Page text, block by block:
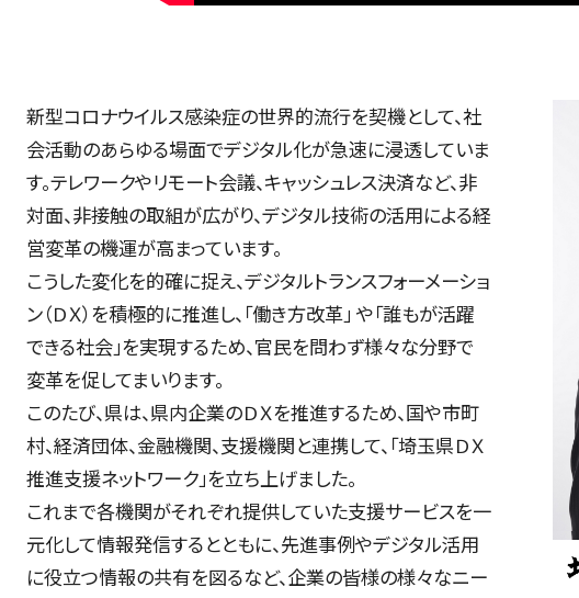
新型コロナウイルス感染症の世界的流行を契機として、社
会活動のあらゆる場面でデジタル化が急速に浸透していま
す。テレワークやリモート会議、キャッシュレス決済など、非
対面、非接触の取組が広がり、デジタル技術の活用による経
営変革の機運が高まっています。
こうした変化を的確に捉え、デジタルトランスフォーメーショ
ン（ＤＸ）を積極的に推進し、「働き方改革」 や「誰もが活躍
できる社会」を実現するため、官民を問わず様々な分野で
変革を促してまいります。
このたび、県は、県内企業のＤＸを推進するため、国や市町
村、経済団体、金融機関、支援機関と連携して、「埼玉県ＤＸ
推進支援ネットワーク」を立ち上げました。
これまで各機関がそれぞれ提供していた支援サービスを一
元化して情報発信するとともに、先進事例やデジタル活用
に役立つ情報の共有を図るなど、企業の皆様の様々なニー